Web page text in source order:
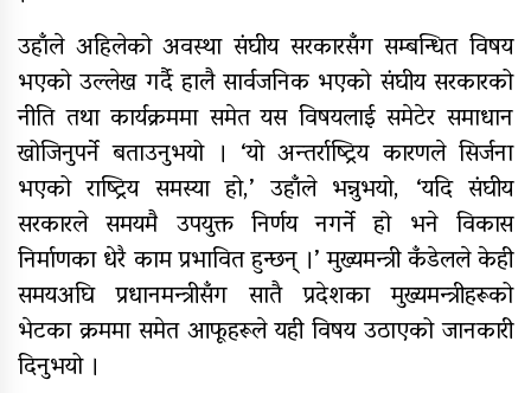
पटकको रक्तदान
उहाँले अहिलेको अवस्था संघीय सरकारसँग सम्बन्धित विषय
भएको उल्लेख गर्दै हालै सार्वजनिक भएको संघीय सरकारको
नीति तथा कार्यक्रममा समेत यस विषयलाई समेटेर समाधान
खोजिनुपर्ने बताउनुभयो । ‘यो अन्तर्राष्ट्रिय कारणले सिर्जना
भएको राष्ट्रिय समस्या हो,’ उहाँले भन्नुभयो, ‘यदि संघीय
सरकारले समयमै उपयुक्त निर्णय नगर्ने हो भने विकास
निर्माणका धेरै काम प्रभावित हुन्छन् ।’ मुख्यमन्त्री कँडेलले केही
समयअघि प्रधानमन्त्रीसँग सातै प्रदेशका मुख्यमन्त्रीहरूको
भेटका क्रममा समेत आफूहरूले यही विषय उठाएको जानकारी
दिनुभयो ।